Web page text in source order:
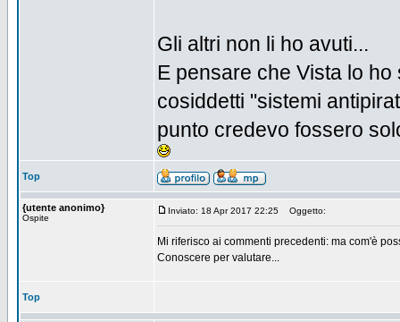
Gli altri non li ho avuti...
E pensare che Vista lo
cosiddetti "sistemi
punto credevo fossero
Top
{utente anonimo}
Ospite
Inviato: 18 Apr 2017 22:25 Oggetto:
Mi riferisco ai commenti precedenti: ma com'è
Conoscere per valutare...
Top